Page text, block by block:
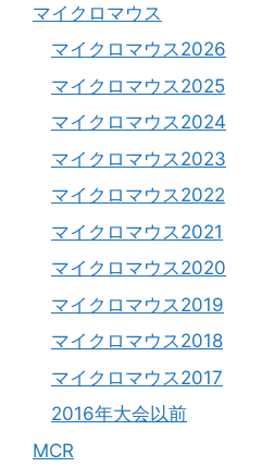
マイクロマウス
マイクロマウス2026
マイクロマウス2025
マイクロマウス2024
マイクロマウス2023
マイクロマウス2022
マイクロマウス2021
マイクロマウス2020
マイクロマウス2019
マイクロマウス2018
マイクロマウス2017
2016年大会以前
MCR